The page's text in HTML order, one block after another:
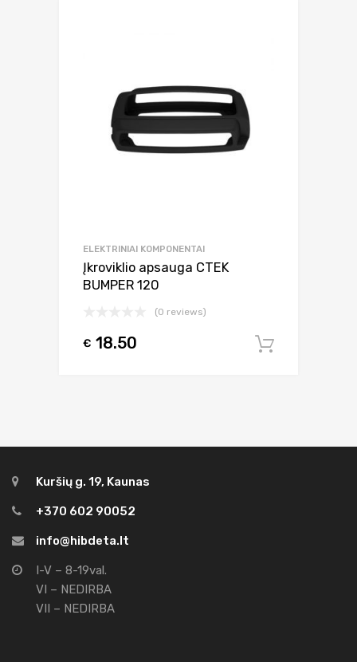
ELEKTRINIAI KOMPONENTAI
Įkroviklio apsauga CTEK
BUMPER 120
(0 reviews)
€ 18.50
Kuršių g. 19, Kaunas
+370 602 90052
info@hibdeta.lt
I-V – 8-19val.
VI – NEDIRBA
VII – NEDIRBA